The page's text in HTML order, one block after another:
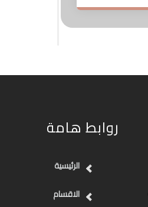
روابط هامة
الرئيسية
الاقسام